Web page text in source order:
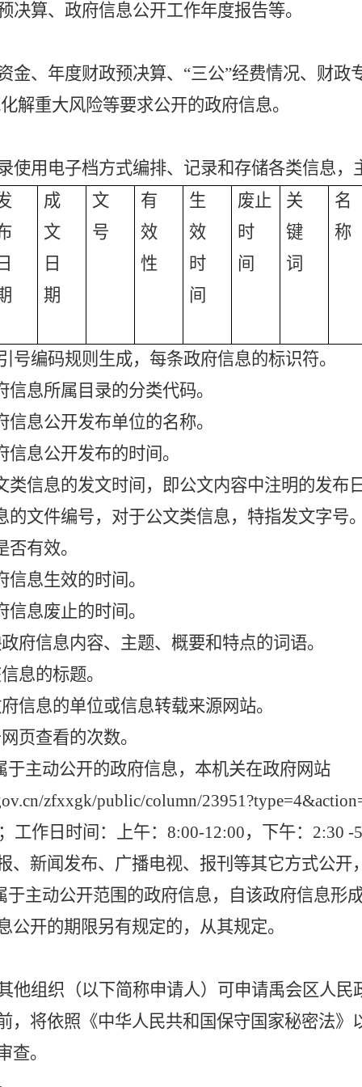
决算、政府信息公开工作年度报告等。
金、年度财政预决算、 “三公”经费情况、财政
解重大风险等要求公开的政府信息。
使用电子档方式编排、记录和存储各类信息，
成
文
日
期
文
号
有
效
性
生
效
时
间
废止
时
间
关
键
词
名
称
号编码规则生成，每条政府信息的标识符。
信息所属目录的分类代码。
信息公开发布单位的名称。
息公开发布的时间。
类信息的发文时间，即公文内容中注明的发布
的文件编号，对于公文类信息，特指发文字号
有效。
息生效的时间。
息废止的时间。
府信息内容、主题、概要和特点的词语。
息的标题。
信息的单位或信息转载来源网站。
页查看的次数。
于主动公开的政府信息，本机关在政府网站
zfxxgk/public/column/
工作日时间：上午：8:00-12:00，下午：2:30
、新闻发布、广播电视、报刊等其它方式公开
于主动公开范围的政府信息，自该政府信息形
公开的期限另有规定的，从其规定。
他组织（以下简称申请人）可申请禹会区人
，将依照《中华人民共和国保守国家秘密法
查。